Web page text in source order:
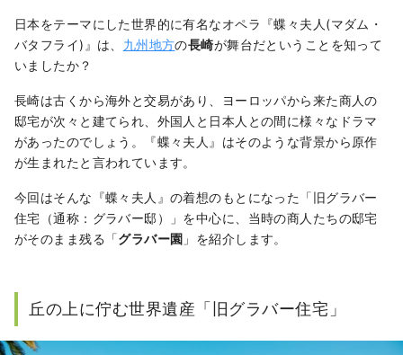
日本をテーマにした世界的に有名なオペラ『蝶々夫人(マダム・
バタフライ)』は、 九州地方の長崎が舞台だということを知って
いましたか？
長崎は古くから海外と交易があり、ヨーロッパから来た商人の
邸宅が次々と建てられ、外国人と日本人との間に様々なドラマ
があったのでしょう。『蝶々夫人』はそのような背景から原作
が生まれたと言われています。
今回はそんな『蝶々夫人』の着想のもとになった「旧グラバー
住宅（通称：グラバー邸）」を中心に、当時の商人たちの邸宅
がそのまま残る「グラバー園 」を紹介します。
丘の上に佇む世界遺産「旧グラバー住宅」